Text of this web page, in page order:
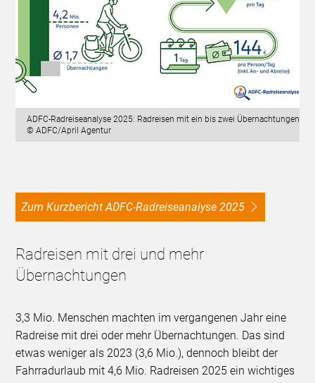
ADFC-Radreiseanalyse 2025: Radreisen mit ein bis zwei Übernachtungen
© ADFC/April Agentur
Zum Kurzbericht ADFC-Radreiseanalyse 2025
Radreisen mit drei und mehr
Übernachtungen
3,3 Mio. Menschen machten im vergangenen Jahr eine
Radreise mit drei oder mehr Übernachtungen. Das sind
etwas weniger als 2023 (3,6 Mio.), dennoch bleibt der
Fahrradurlaub mit 4,6 Mio. Radreisen 2025 ein wichtiges